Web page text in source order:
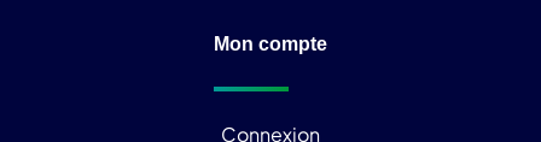
Mon compte
Connexion